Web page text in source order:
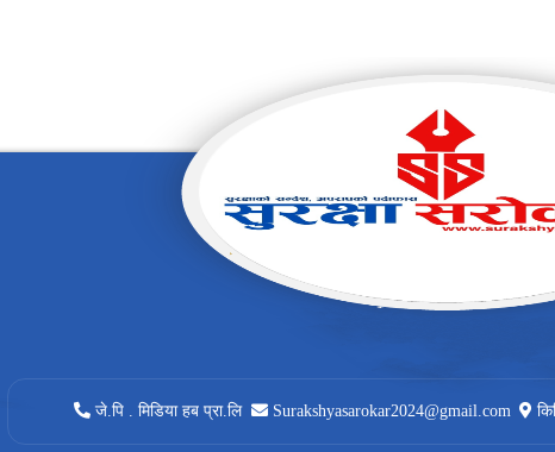
जे.पि . मिडिया हब प्रा.लि Surakshyasarokar2024@gmail.com